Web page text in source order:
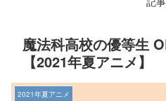
魔法科高校の優等生
【2021年夏アニメ】
2021年夏アニメ